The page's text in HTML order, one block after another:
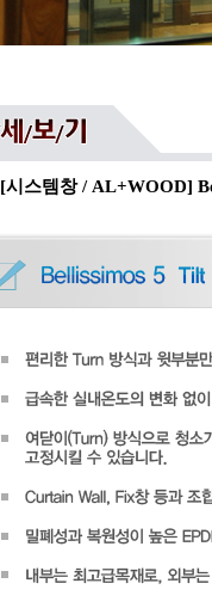
[시스템창 / AL+WOOD]